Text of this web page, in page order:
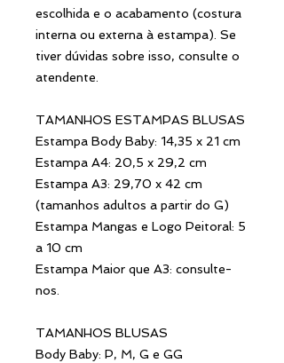
escolhida e o acabamento (costura
interna ou externa à estampa). Se
tiver dúvidas sobre isso, consulte o
atendente.
TAMANHOS ESTAMPAS BLUSAS
Estampa Body Baby: 14,35 x 21 cm
Estampa A4: 20,5 x 29,2 cm
Estampa A3: 29,70 x 42 cm
(tamanhos adultos a partir do G)
Estampa Mangas e Logo Peitoral: 5
a 10 cm
Estampa Maior que A3: consulte-
nos.
TAMANHOS BLUSAS
Body Baby: P, M, G e GG